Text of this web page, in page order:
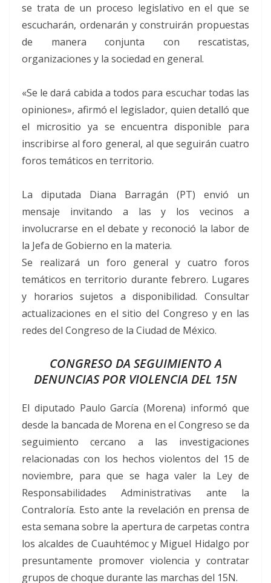
se trata de un proceso legislativo en el que se
escucharán, ordenarán y construirán propuestas
de manera conjunta con rescatistas,
organizaciones y la sociedad en general.
«Se le dará cabida a todos para escuchar todas las
opiniones», afirmó el legislador, quien detalló que
el micrositio ya se encuentra disponible para
inscribirse al foro general, al que seguirán cuatro
foros temáticos en territorio.
La diputada Diana Barragán (PT) envió un
mensaje invitando a las y los vecinos a
involucrarse en el debate y reconoció la labor de
la Jefa de Gobierno en la materia.
Se realizará un foro general y cuatro foros
temáticos en territorio durante febrero. Lugares
y horarios sujetos a disponibilidad. Consultar
actualizaciones en el sitio del Congreso y en las
redes del Congreso de la Ciudad de México.
CONGRESO DA SEGUIMIENTO A
DENUNCIAS POR VIOLENCIA DEL 15N
El diputado Paulo García (Morena) informó que
desde la bancada de Morena en el Congreso se da
seguimiento cercano a las investigaciones
relacionadas con los hechos violentos del 15 de
noviembre, para que se haga valer la Ley de
Responsabilidades Administrativas ante la
Contraloría. Esto ante la revelación en prensa de
esta semana sobre la apertura de carpetas contra
los alcaldes de Cuauhtémoc y Miguel Hidalgo por
presuntamente promover violencia y contratar
grupos de choque durante las marchas del 15N.